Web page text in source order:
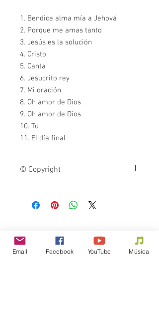
1. Bendice alma mía a Jehová
2. Porque me amas tanto
3. Jesús es la solución
4. Cristo
5. Canta
6. Jesucrito rey
7. Mi oración
8. Oh amor de Dios
9. Oh amor de Dios
10. Tú
11. El día final
© Copyright
obra protegida por derecho de autor es
ilegal y penada por la ley.
Email Facebook YouTube Música